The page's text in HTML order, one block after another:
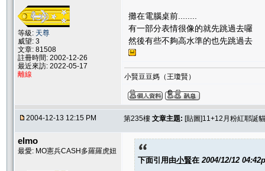
等級: 天尊
威望: 3
文章: 81508
註冊時間: 2002-12-26
最近來訪: 2022-05-17
離線
攤在電腦桌前........
有一部分表情很像的就先跳過去囉
然後有些不夠高水準的也先跳過去
小賢豆豆媽（王瓊賢）
2004-12-13 12:15 PM 第235樓 文章主題: [貼圖]11+12月粉紅耶誕
elmo
最愛: MO憲兵CASH多羅羅虎妞
下面引用由小賢在 2004/12/12